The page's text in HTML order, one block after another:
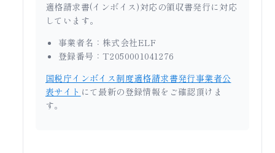
適格請求書(インボイス)対応の領収書発行に対応
しています。
事業者名：株式会社ELF
登録番号：T2050001041276
国税庁インボイス制度適格請求書発行事業者公
表サイト にて最新の登録情報をご確認頂けま
す。